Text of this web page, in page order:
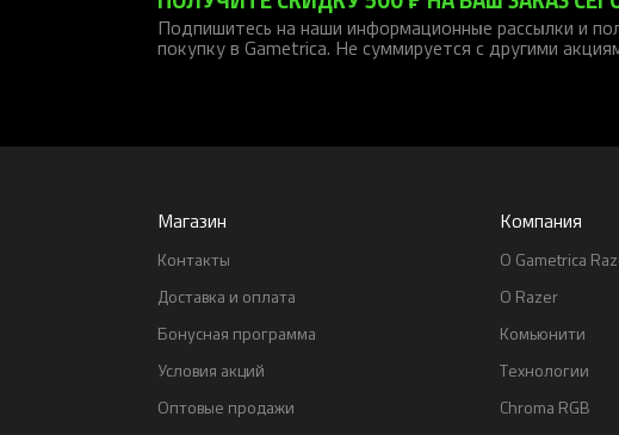
Подпишитесь на наши информационные рассылки и
покупку в Gametrica. Не суммируется с другими
Магазин
Контакты
Доставка и оплата
Бонусная программа
Условия акций
Оптовые продажи
Компания
О Gametrica
О Razer
Комьюнити
Технологии
Chroma RGB